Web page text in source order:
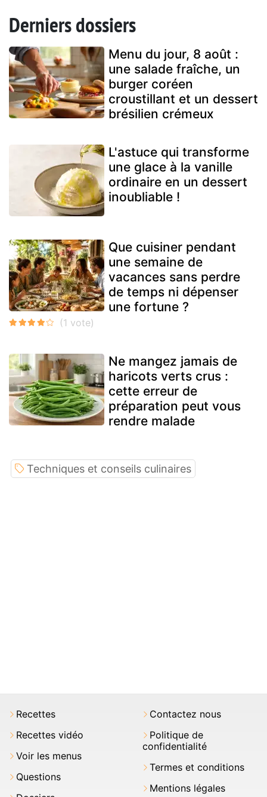
Derniers dossiers
Menu du jour, 8 août :
une salade fraîche, un
burger coréen
croustillant et un dessert
brésilien crémeux
L'astuce qui transforme
une glace à la vanille
ordinaire en un dessert
inoubliable !
Que cuisiner pendant
une semaine de
vacances sans perdre
de temps ni dépenser
une fortune ?
Ne mangez jamais de
haricots verts crus :
cette erreur de
préparation peut vous
rendre malade
Techniques et conseils culinaires
Recettes
Recettes vidéo
Voir les menus
Questions
Contactez nous
Politique de
confidentialité
Termes et conditions
Mentions légales